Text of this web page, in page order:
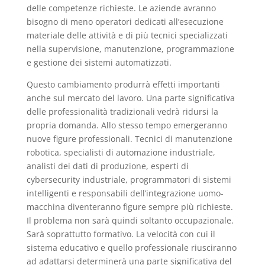
delle competenze richieste. Le aziende avranno
bisogno di meno operatori dedicati all’esecuzione
materiale delle attività e di più tecnici specializzati
nella supervisione, manutenzione, programmazione
e gestione dei sistemi automatizzati.
Questo cambiamento produrrà effetti importanti
anche sul mercato del lavoro. Una parte significativa
delle professionalità tradizionali vedrà ridursi la
propria domanda. Allo stesso tempo emergeranno
nuove figure professionali. Tecnici di manutenzione
robotica, specialisti di automazione industriale,
analisti dei dati di produzione, esperti di
cybersecurity industriale, programmatori di sistemi
intelligenti e responsabili dell’integrazione uomo-
macchina diventeranno figure sempre più richieste.
Il problema non sarà quindi soltanto occupazionale.
Sarà soprattutto formativo. La velocità con cui il
sistema educativo e quello professionale riusciranno
ad adattarsi determinerà una parte significativa del